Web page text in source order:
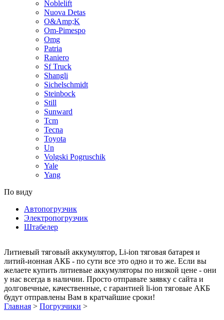
Noblelift
Nuova Detas
O&Amp;K
Om-Pimespo
Omg
Patria
Raniero
Sf Truck
Shangli
Sichelschmidt
Steinbock
Still
Sunward
Tcm
Tecna
Toyota
Un
Volgski Pogruschik
Yale
Yang
По виду
Автопогрузчик
Электропогрузчик
Штабелер
Литиевый тяговый аккумулятор, Li-ion тяговая батарея и
литий-ионная АКБ - по сути все это одно и то же. Если вы
желаете купить литиевые аккумуляторы по низкой цене - они
у нас всегда в наличии. Просто отправьте заявку с сайта и
долговечные, качественные, с гарантией li-ion тяговые АКБ
будут отправлены Вам в кратчайшие сроки!
Главная > Погрузчики >